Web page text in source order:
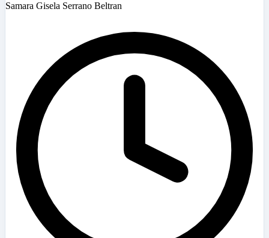
Samara Gisela Serrano Beltran